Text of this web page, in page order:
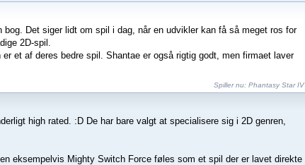
bog. Det siger lidt om spil i dag, når en udvikler kan få så meget ros for
2D-spil.
et af deres bedre spil. Shantae er også rigtig godt, men firmaet laver
Spiller nu: Phantasy Star IV
high rated. :D De har bare valgt at specialisere sig i 2D genren,
eksempelvis Mighty Switch Force føles som et spil der er lavet direkte